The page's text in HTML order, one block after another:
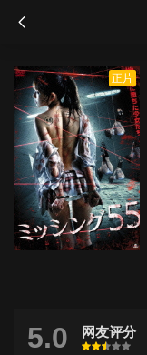
正片
5.0 网友评分
很差
较差还行推荐力荐